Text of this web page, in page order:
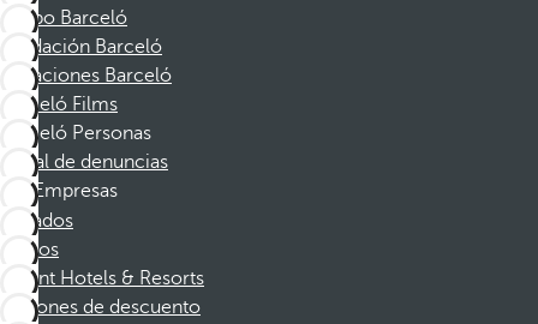
Grupo Barceló
Fundación Barceló
Vacaciones Barceló
Barceló Films
Barceló Personas
Canal de denuncias
Empresas
Afiliados
Socios
Dorint Hotels & Resorts
Cupones de descuento